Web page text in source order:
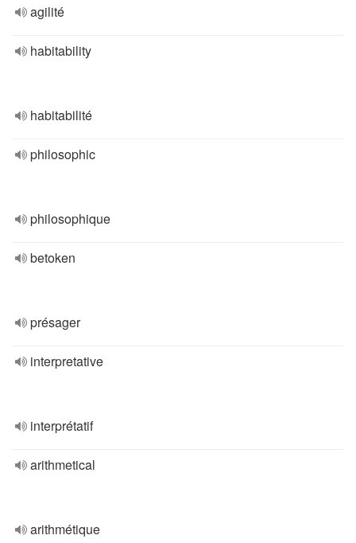
agilité
habitability
habitabilité
philosophic
philosophique
betoken
présager
interpretative
interprétatif
arithmetical
arithmétique